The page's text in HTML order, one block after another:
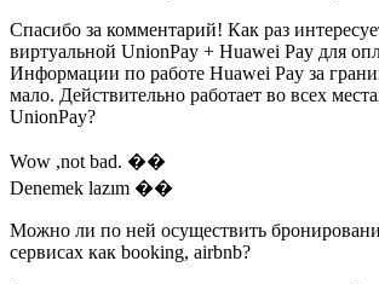
Спасибо за комментарий! Как раз
виртуальной UnionPay + Huawei Pay для
Информации по работе Huawei Pay за
мало. Действительно работает во всех
UnionPay?
Wow ,not bad. ��
Denemek lazım ��
Можно ли по ней осуществить
сервисах как booking, airbnb?